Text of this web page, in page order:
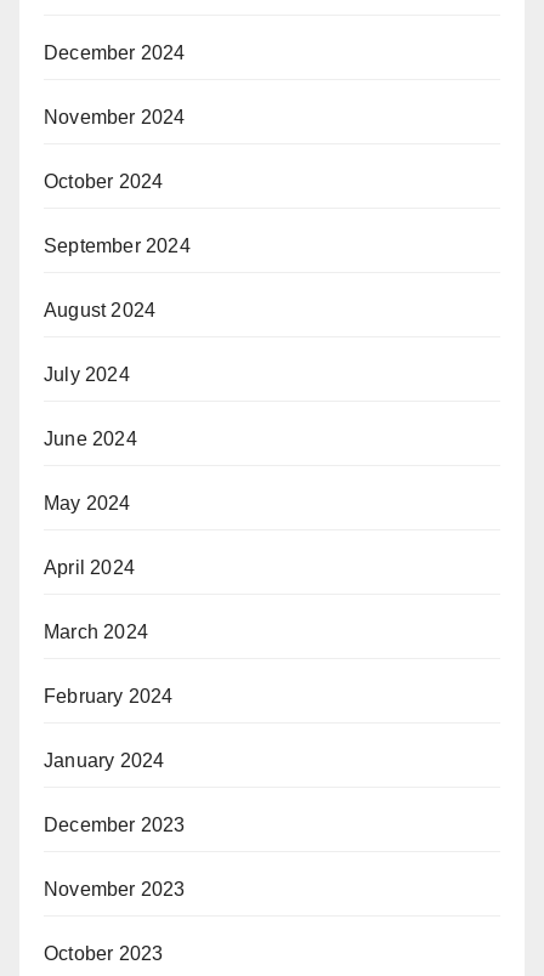
December 2024
November 2024
October 2024
September 2024
August 2024
July 2024
June 2024
May 2024
April 2024
March 2024
February 2024
January 2024
December 2023
November 2023
October 2023